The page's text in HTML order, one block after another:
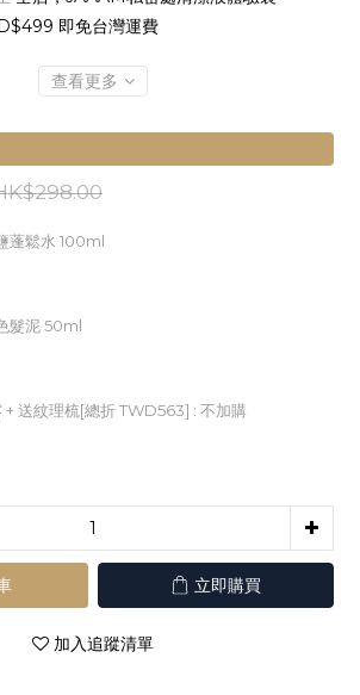
即免台灣運費
查看更多
蓬鬆水 100ml
髮泥 50ml
+ 送紋理梳[總折 TWD563] : 不加購
立即購買
加入追蹤清單